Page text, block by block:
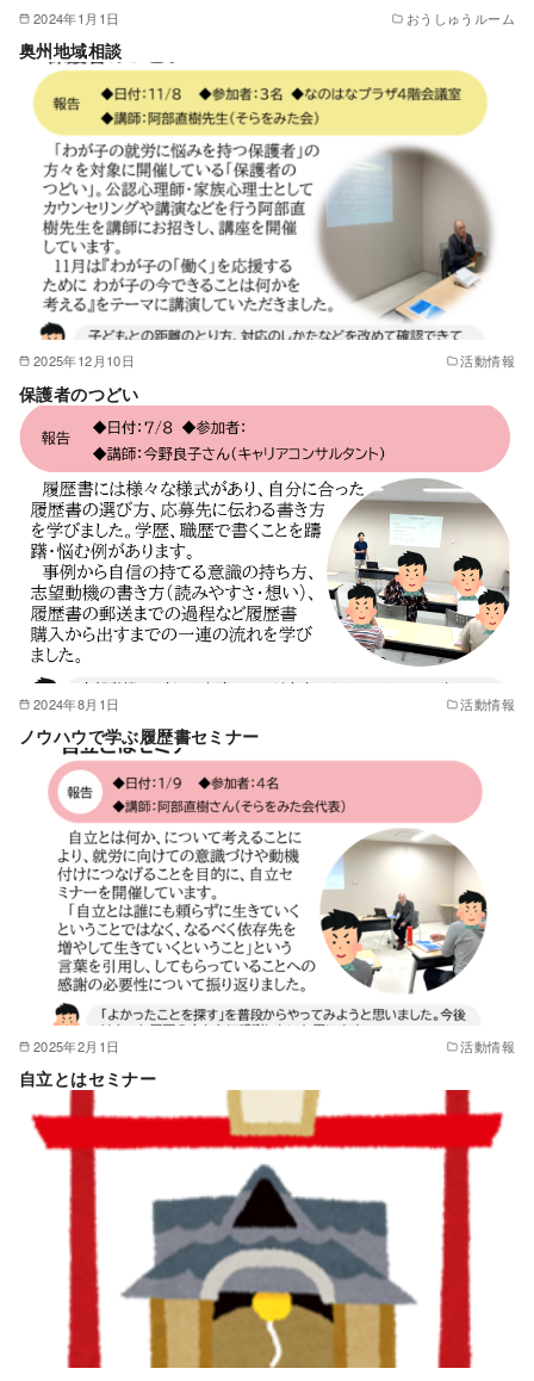
2024年1月1日 おうしゅうルーム
奥州地域相談
2025年12月10日 活動情報
保護者のつどい
2024年8月1日 活動情報
ノウハウで学ぶ履歴書セミナー
2025年2月1日 活動情報
自立とはセミナー